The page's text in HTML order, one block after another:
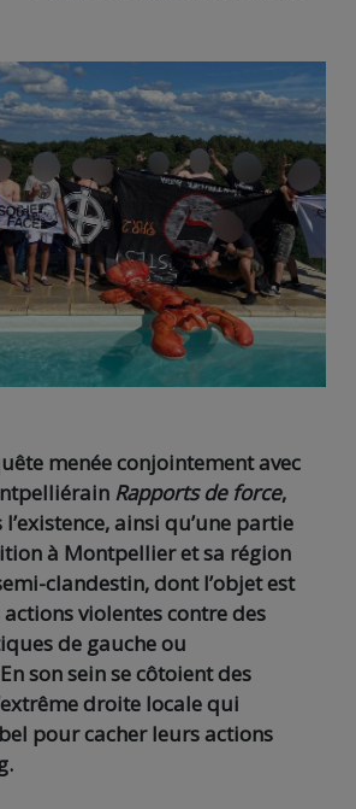
menée conjointement avec
Rapports de force,
ainsi qu’une partie
à Montpellier et sa région
clandestin, dont l’objet est
violentes contre des
de gauche ou
son sein se côtoient des
droite locale qui
pour cacher leurs actions